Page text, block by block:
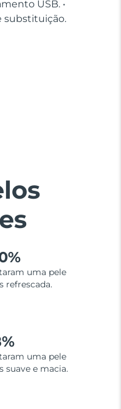
USB. •
substituição.
uma pele
refrescada.
uma pele
suave e macia.